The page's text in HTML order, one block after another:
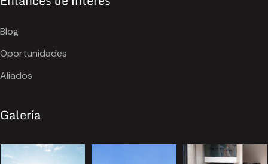
Blog
Oportunidades
Aliados
Galería